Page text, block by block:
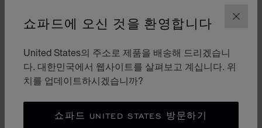
닫기
쇼파드에 오신 것을 환영합니다
United States의 주소로 제품을 배송해 드리겠습니
다. 대한민국에서 웹사이트를 살펴보고 계십니다. 위
치를 업데이트하시겠습니까?
쇼파드 UNITED STATES 방문하기